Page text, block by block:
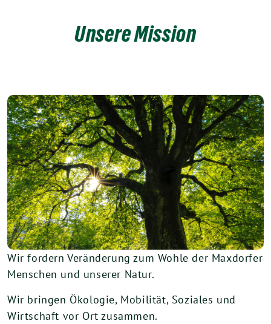
Unsere Mission
Wir fordern Veränderung zum Wohle der Maxdorfer
Menschen und unserer Natur.
Wir bringen Ökologie, Mobilität, Soziales und
Wirtschaft vor Ort zusammen.